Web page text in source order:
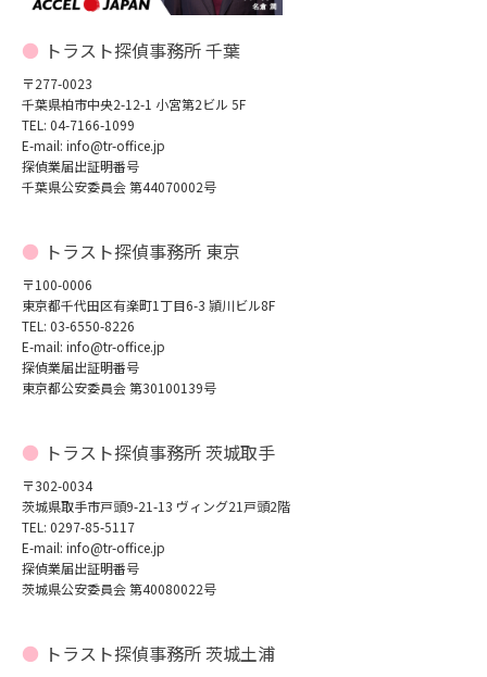
トラスト探偵事務所 千葉
〒277-0023
千葉県柏市中央2-12-1 小宮第2ビル 5F
TEL: 04-7166-1099
E-mail: info@tr-office.jp
探偵業届出証明番号
千葉県公安委員会 第44070002号
トラスト探偵事務所 東京
〒100-0006
東京都千代田区有楽町1丁目6-3 頴川ビル8F
TEL: 03-6550-8226
E-mail: info@tr-office.jp
探偵業届出証明番号
東京都公安委員会 第30100139号
トラスト探偵事務所 茨城取手
〒302-0034
茨城県取手市戸頭9-21-13 ヴィング21戸頭2階
TEL: 0297-85-5117
E-mail: info@tr-office.jp
探偵業届出証明番号
茨城県公安委員会 第40080022号
トラスト探偵事務所 茨城土浦